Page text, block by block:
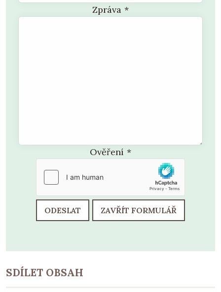
Zpráva *
Ověření *
ODESLAT ZAVŘÍT FORMULÁŘ
SDÍLET OBSAH